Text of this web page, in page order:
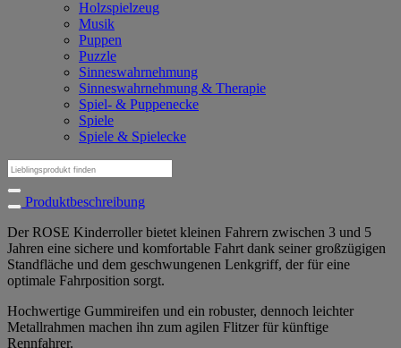
Holzspielzeug
Musik
Puppen
Puzzle
Sinneswahrnehmung
Sinneswahrnehmung & Therapie
Spiel- & Puppenecke
Spiele
Spiele & Spielecke
Suchen
nach:
Produktbeschreibung
Der ROSE Kinderroller bietet kleinen Fahrern zwischen 3 und 5
Jahren eine sichere und komfortable Fahrt dank seiner großzügigen
Standfläche und dem geschwungenen Lenkgriff, der für eine
optimale Fahrposition sorgt.
Hochwertige Gummireifen und ein robuster, dennoch leichter
Metallrahmen machen ihn zum agilen Flitzer für künftige
Rennfahrer.